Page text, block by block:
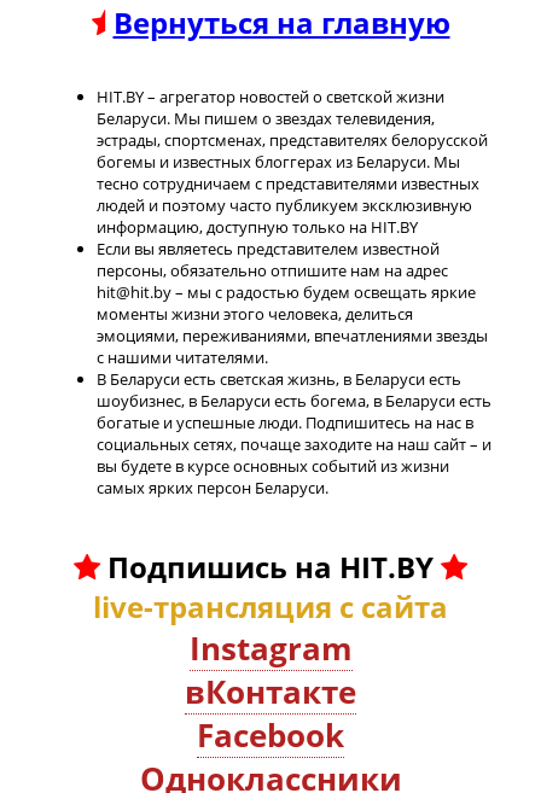
Вернуться на главную
HIT.BY – агрегатор новостей о светской жизни
Беларуси. Мы пишем о звездах телевидения,
эстрады, спортсменах, представителях белорусской
богемы и известных блоггерах из Беларуси. Мы
тесно сотрудничаем с представителями известных
людей и поэтому часто публикуем эксклюзивную
информацию, доступную только на HIT.BY
Если вы являетесь представителем известной
персоны, обязательно отпишите нам на адрес
hit@hit.by – мы с радостью будем освещать яркие
моменты жизни этого человека, делиться
эмоциями, переживаниями, впечатлениями звезды
с нашими читателями.
В Беларуси есть светская жизнь, в Беларуси есть
шоубизнес, в Беларуси есть богема, в Беларуси есть
богатые и успешные люди. Подпишитесь на нас в
социальных сетях, почаще заходите на наш сайт – и
вы будете в курсе основных событий из жизни
самых ярких персон Беларуси.
Подпишись на HIT.BY
live-трансляция с сайта
Instagram
вКонтакте
Facebook
Oдноклассники